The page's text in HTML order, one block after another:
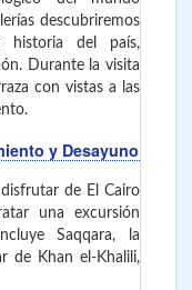
descubriremos
historia del país,
Durante la visita
con vistas a las
y Desayuno
de El Cairo
una excursión
Saqqara, la
de Khan el-Khalili,